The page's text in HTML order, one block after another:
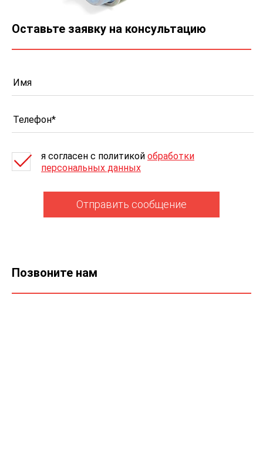
Оставьте заявку на консультацию
я согласен c политикой обработки
персональных данных
Отправить сообщение
Позвоните нам